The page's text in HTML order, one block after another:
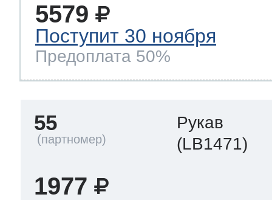
5579
Поступит 30 ноября
Предоплата 50%
55
Рукав
(LB1471)
1977